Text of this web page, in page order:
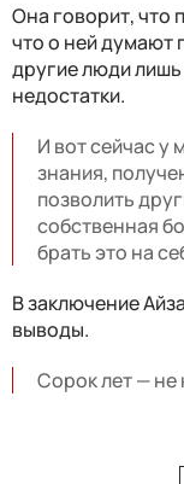
Она говорит, что
что о ней думают
другие люди
недостатки.
И вот сейчас у
знания,
позволить
собственная
брать это на
В заключение
выводы.
Сорок лет — не